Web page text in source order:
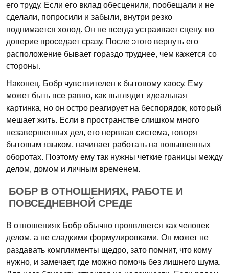
его труду. Если его вклад обесценили, пообещали и не
сделали, попросили и забыли, внутри резко
поднимается холод. Он не всегда устраивает сцену, но
доверие проседает сразу. После этого вернуть его
расположение бывает гораздо труднее, чем кажется со
стороны.
Наконец, Бобр чувствителен к бытовому хаосу. Ему
может быть все равно, как выглядит идеальная
картинка, но он остро реагирует на беспорядок, который
мешает жить. Если в пространстве слишком много
незавершенных дел, его нервная система, говоря
бытовым языком, начинает работать на повышенных
оборотах. Поэтому ему так нужны четкие границы между
делом, домом и личным временем.
БОБР В ОТНОШЕНИЯХ, РАБОТЕ И
ПОВСЕДНЕВНОЙ СРЕДЕ
В отношениях Бобр обычно проявляется как человек
делом, а не сладкими формулировками. Он может не
раздавать комплименты щедро, зато помнит, что кому
нужно, и замечает, где можно помочь без лишнего шума.